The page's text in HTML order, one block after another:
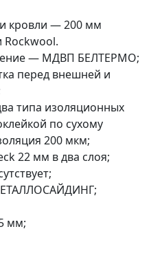
кровли — 200 мм
Rockwool.
— МДВП БЕЛТЕРМО;
перед внешней и
типа изоляционных
по сухому
200 мкм;
22 мм в два слоя;
мм;